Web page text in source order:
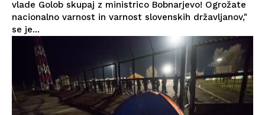
vlade Golob skupaj z ministrico Bobnarjevo! Ogrožate
nacionalno varnost in varnost slovenskih državljanov,"
se je...